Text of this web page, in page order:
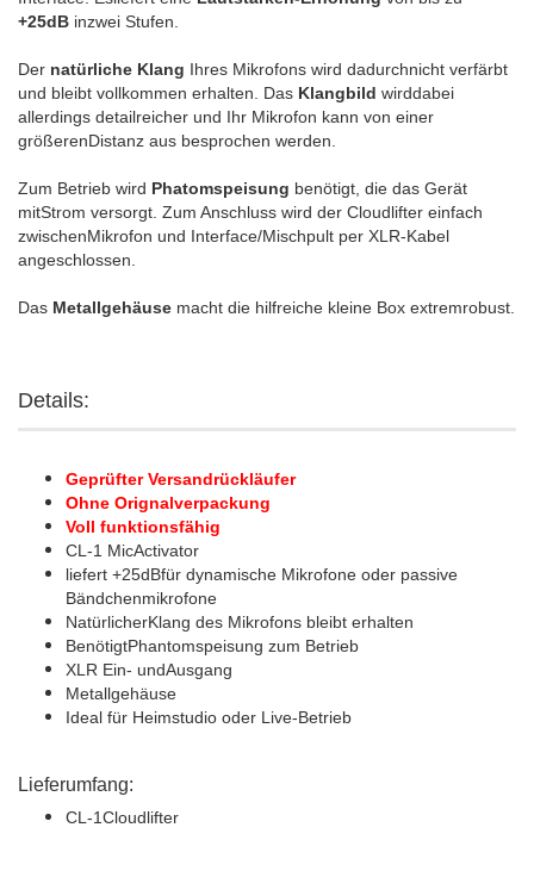
+25dB inzwei Stufen.
Der natürliche Klang Ihres Mikrofons wird dadurchnicht verfärbt
und bleibt vollkommen erhalten. Das Klangbild wirddabei
allerdings detailreicher und Ihr Mikrofon kann von einer
größerenDistanz aus besprochen werden.
Zum Betrieb wird Phatomspeisung benötigt, die das Gerät
mitStrom versorgt. Zum Anschluss wird der Cloudlifter einfach
zwischenMikrofon und Interface/Mischpult per XLR-Kabel
angeschlossen.
Das Metallgehäuse macht die hilfreiche kleine Box extremrobust.
Details:
Geprüfter Versandrückläufer
Ohne Orignalverpackung
Voll funktionsfähig
CL-1 MicActivator
liefert +25dBfür dynamische Mikrofone oder passive
Bändchenmikrofone
NatürlicherKlang des Mikrofons bleibt erhalten
BenötigtPhantomspeisung zum Betrieb
XLR Ein- undAusgang
Metallgehäuse
Ideal für Heimstudio oder Live-Betrieb
Lieferumfang:
CL-1Cloudlifter